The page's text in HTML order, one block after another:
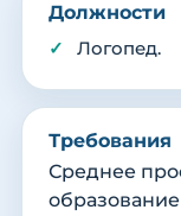
Должности
Логопед.
Требования
Среднее